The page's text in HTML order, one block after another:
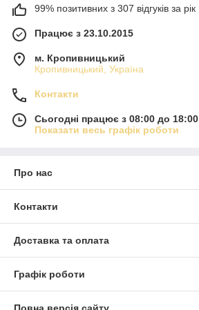
99% позитивних з 307 відгуків за рік
Працює з 23.10.2015
м. Кропивницький
Кропивницький, Україна
Контакти
Сьогодні працює з 08:00 до 18:00
Показати весь графік роботи
Про нас
Контакти
Доставка та оплата
Графік роботи